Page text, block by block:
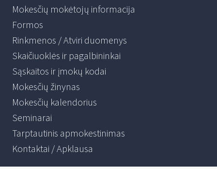
Mokesčių mokėtojų informacija
Formos
Rinkmenos / Atviri duomenys
Skaičiuoklės ir pagalbininkai
Sąskaitos ir įmokų kodai
Mokesčių žinynas
Mokesčių kalendorius
Seminarai
Tarptautinis apmokestinimas
Kontaktai / Apklausa